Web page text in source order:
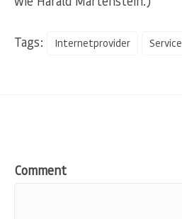
Tags: Internetprovider Service
Comment